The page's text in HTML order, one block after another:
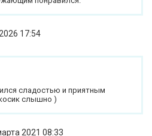
17:54
сладостью и приятным
слышно )
2021 08:33